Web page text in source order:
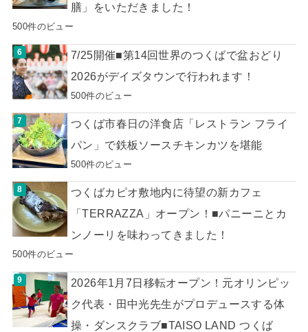
膳」をいただきました！
500件のビュー
7/25開催■第14回世界のつくばで盆おどり
2026がデイズタウンで行われます！
500件のビュー
つくば市春日の洋食店「レストラン フライ
パン」で鉄板ソースチキンカツを堪能
500件のビュー
つくばカピオ敷地内に待望の新カフェ
「TERRAZZA」オープン！■パニーニとカ
ンノーリを味わってきました！
500件のビュー
2026年1月7日移転オープン！元オリンピッ
ク代表・田中光先生がプロデュースする体
操・ダンスクラブ■TAISO LAND つくば